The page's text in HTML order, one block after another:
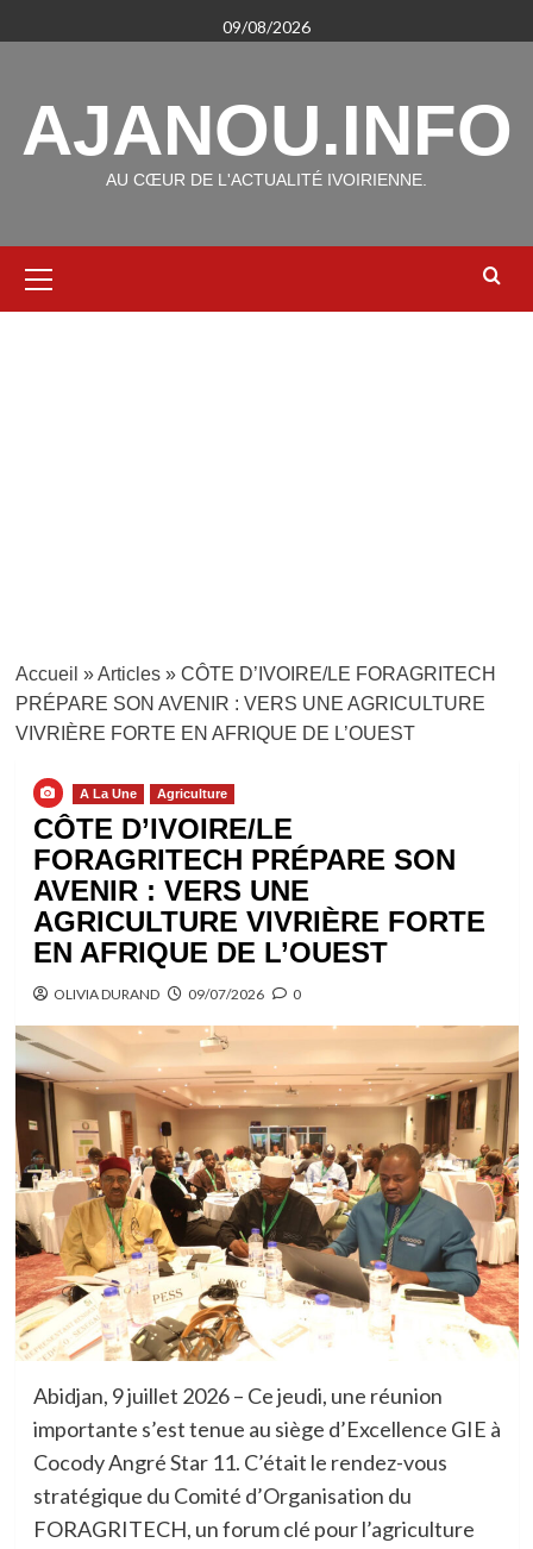
au
09/08/2026
AJANOU.INFO
AU CŒUR DE L'ACTUALITÉ IVOIRIENNE.
principal
Accueil »Articles» CÔTE D’IVOIRE/LE FORAGRITECH
PRÉPARE SON AVENIR : VERS UNE AGRICULTURE
VIVRIÈRE FORTE EN AFRIQUE DE L’OUEST
A La Une Agriculture
CÔTE D’IVOIRE/LE
FORAGRITECH PRÉPARE SON
AVENIR : VERS UNE
AGRICULTURE VIVRIÈRE FORTE
EN AFRIQUE DE L’OUEST
OLIVIA DURAND 09/07/2026 0
Abidjan, 9 juillet 2026 – Ce jeudi, une réunion
importante s’est tenue au siège d’Excellence GIE à
Cocody Angré Star 11. C’était le rendez-vous
stratégique du Comité d’Organisation du
FORAGRITECH, un forum clé pour l’agriculture